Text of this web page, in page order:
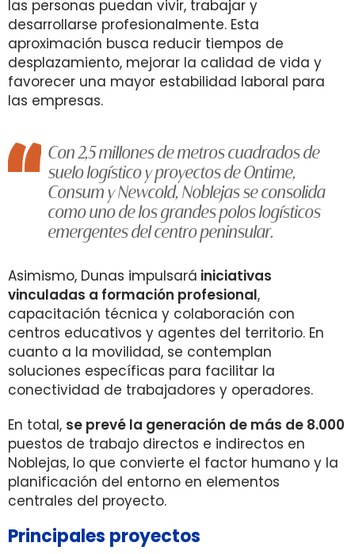
las personas puedan vivir, trabajar y
desarrollarse profesionalmente. Esta
aproximación busca reducir tiempos de
desplazamiento, mejorar la calidad de vida y
favorecer una mayor estabilidad laboral para
las empresas.
Con 2,5 millones de metros cuadrados de
suelo logístico y proyectos de Ontime,
Consum y Newcold, Noblejas se consolida
como uno de los grandes polos logísticos
emergentes del centro peninsular.
Asimismo, Dunas impulsará iniciativas
vinculadas a formación profesional,
capacitación técnica y colaboración con
centros educativos y agentes del territorio. En
cuanto a la movilidad, se contemplan
soluciones específicas para facilitar la
conectividad de trabajadores y operadores.
En total, se prevé la generación de más de 8.000
puestos de trabajo directos e indirectos en
Noblejas, lo que convierte el factor humano y la
planificación del entorno en elementos
centrales del proyecto.
Principales proyectos